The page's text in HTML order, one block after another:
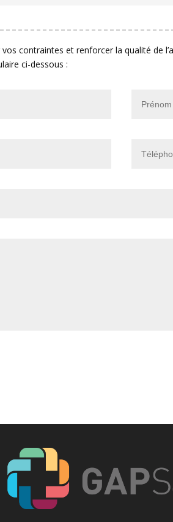
contraintes et renforcer la qualité de
ci-dessous :